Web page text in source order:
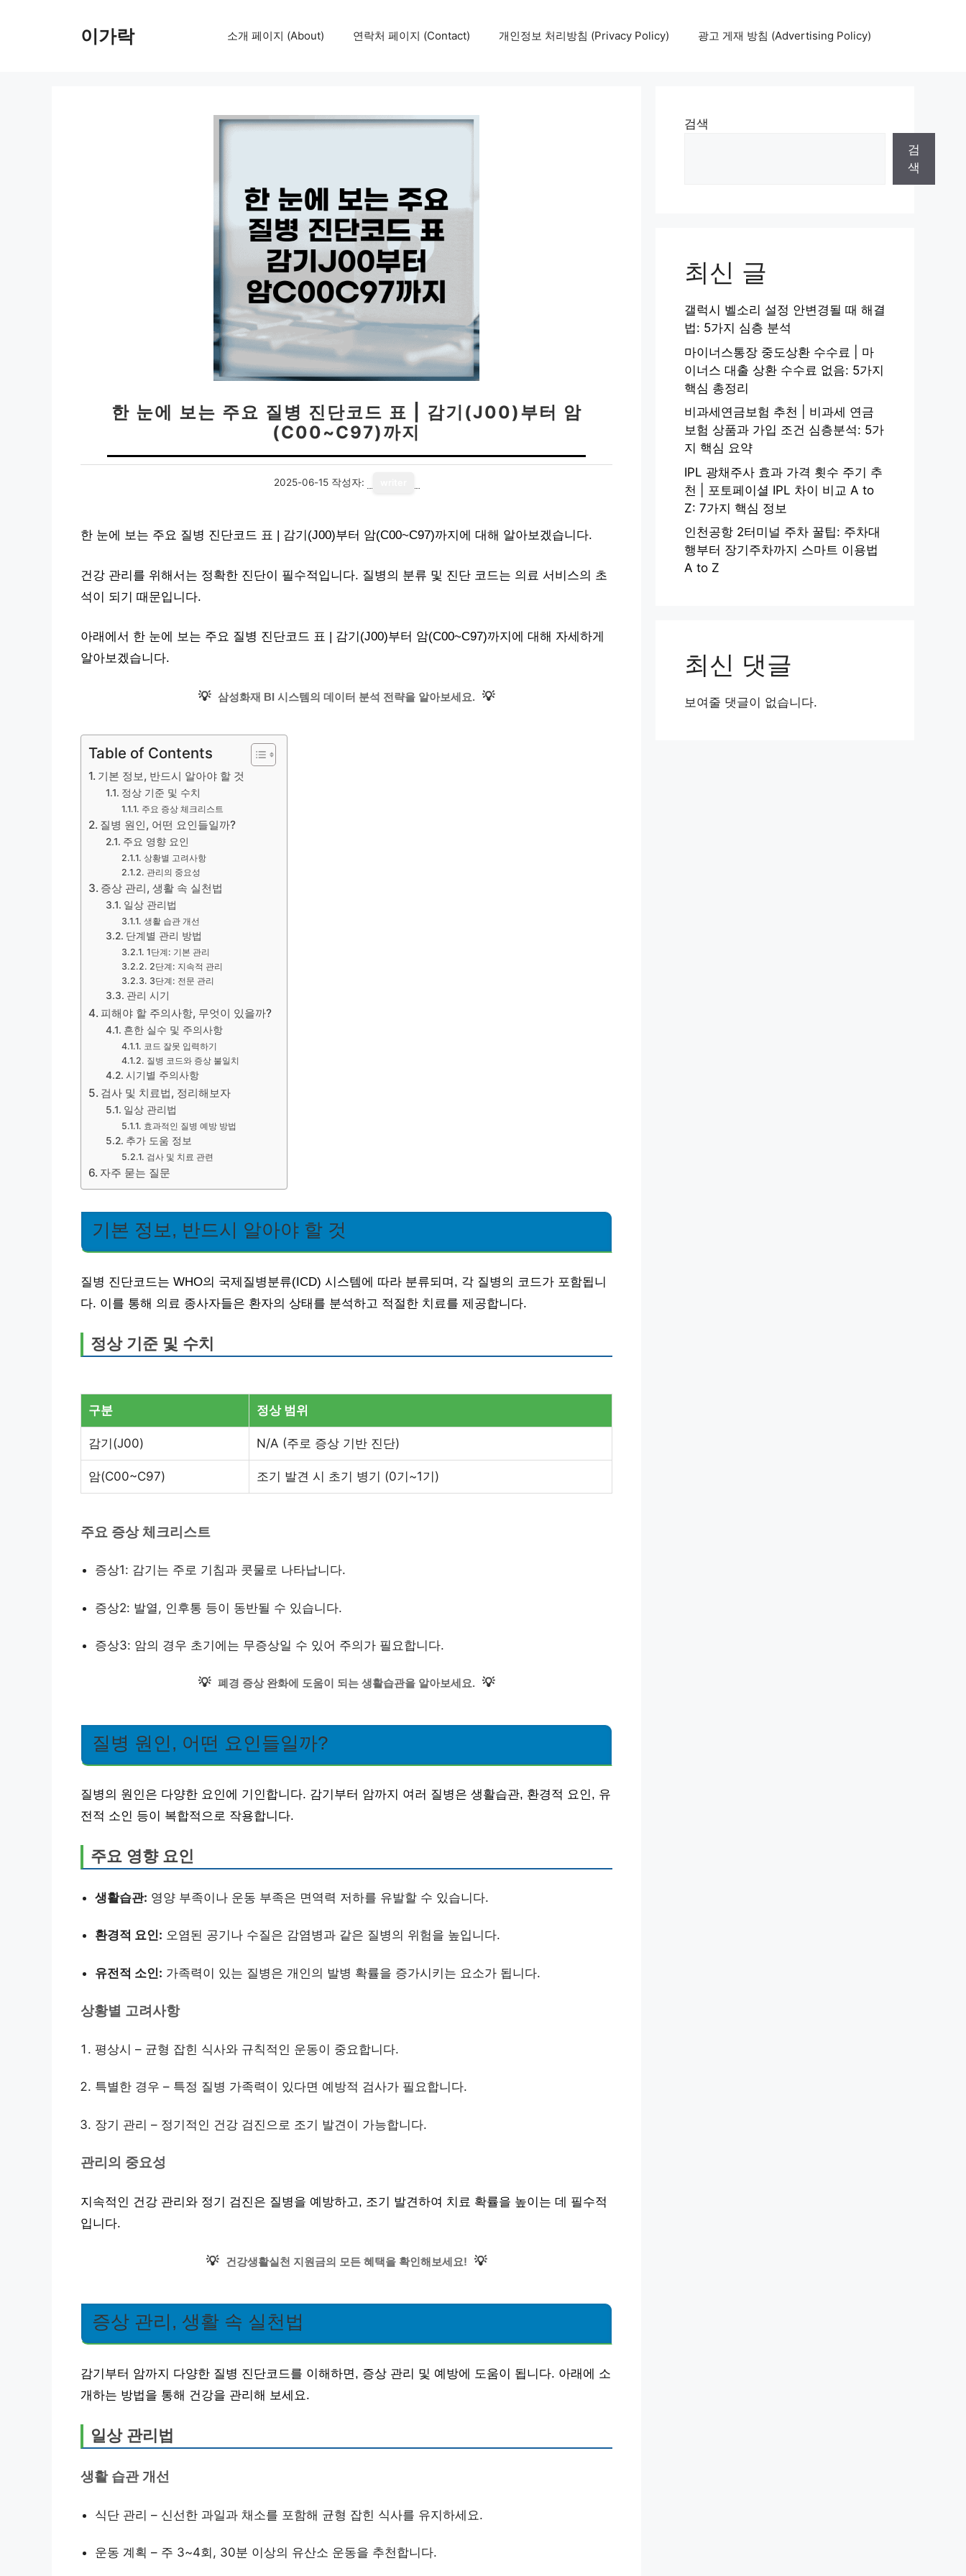
이가락 소개 페이지 (About) 연락처 페이지 (Contact) 개인정보 처리방침 (Privacy Policy) 광고 게재 방침 (Advertising Policy)
한 눈에 보는 주요 질병 진단코드 표 | 감기(J00)부터 암
(C00~C97)까지
2025-06-15 작성자:
한 눈에 보는 주요 질병 진단코드 표 | 감기(J00)부터 암(C00~C97)까지에 대해 알아보겠습니다.
건강 관리를 위해서는 정확한 진단이 필수적입니다. 질병의 분류 및 진단 코드는 의료 서비스의 초
석이 되기 때문입니다.
아래에서 한 눈에 보는 주요 질병 진단코드 표 | 감기(J00)부터 암(C00~C97)까지에 대해 자세하게
알아보겠습니다.
💡 삼성화재 BI 시스템의 데이터 분석 전략을 알아보세요. 💡
Table of Contents
기본 정보, 반드시 알아야 할 것
정상 기준 및 수치
주요 증상 체크리스트
질병 원인, 어떤 요인들일까?
주요 영향 요인
상황별 고려사항
관리의 중요성
증상 관리, 생활 속 실천법
일상 관리법
생활 습관 개선
단계별 관리 방법
1단계: 기본 관리
2단계: 지속적 관리
3단계: 전문 관리
관리 시기
피해야 할 주의사항, 무엇이 있을까?
흔한 실수 및 주의사항
코드 잘못 입력하기
질병 코드와 증상 불일치
시기별 주의사항
검사 및 치료법, 정리해보자
일상 관리법
효과적인 질병 예방 방법
추가 도움 정보
검사 및 치료 관련
자주 묻는 질문
기본 정보, 반드시 알아야 할 것
질병 진단코드는 WHO의 국제질병분류(ICD) 시스템에 따라 분류되며, 각 질병의 코드가 포함됩니
다. 이를 통해 의료 종사자들은 환자의 상태를 분석하고 적절한 치료를 제공합니다.
정상 기준 및 수치
구분 정상 범위
감기(J00) N/A (주로 증상 기반 진단)
암(C00~C97) 조기 발견 시 초기 병기 (0기~1기)
주요 증상 체크리스트
증상1: 감기는 주로 기침과 콧물로 나타납니다.
증상2: 발열, 인후통 등이 동반될 수 있습니다.
증상3: 암의 경우 초기에는 무증상일 수 있어 주의가 필요합니다.
💡 폐경 증상 완화에 도움이 되는 생활습관을 알아보세요. 💡
질병 원인, 어떤 요인들일까?
질병의 원인은 다양한 요인에 기인합니다. 감기부터 암까지 여러 질병은 생활습관, 환경적 요인, 유
전적 소인 등이 복합적으로 작용합니다.
주요 영향 요인
생활습관: 영양 부족이나 운동 부족은 면역력 저하를 유발할 수 있습니다.
환경적 요인: 오염된 공기나 수질은 감염병과 같은 질병의 위험을 높입니다.
유전적 소인: 가족력이 있는 질병은 개인의 발병 확률을 증가시키는 요소가 됩니다.
상황별 고려사항
평상시 – 균형 잡힌 식사와 규칙적인 운동이 중요합니다.
특별한 경우 – 특정 질병 가족력이 있다면 예방적 검사가 필요합니다.
장기 관리 – 정기적인 건강 검진으로 조기 발견이 가능합니다.
관리의 중요성
지속적인 건강 관리와 정기 검진은 질병을 예방하고, 조기 발견하여 치료 확률을 높이는 데 필수적
입니다.
💡 건강생활실천 지원금의 모든 혜택을 확인해보세요! 💡
증상 관리, 생활 속 실천법
감기부터 암까지 다양한 질병 진단코드를 이해하면, 증상 관리 및 예방에 도움이 됩니다. 아래에 소
개하는 방법을 통해 건강을 관리해 보세요.
일상 관리법
생활 습관 개선
식단 관리 – 신선한 과일과 채소를 포함해 균형 잡힌 식사를 유지하세요.
운동 계획 – 주 3~4회, 30분 이상의 유산소 운동을 추천합니다.
검색
검
색
최신 글
갤럭시 벨소리 설정 안변경될 때 해결
법: 5가지 심층 분석
마이너스통장 중도상환 수수료 | 마
이너스 대출 상환 수수료 없음: 5가지
핵심 총정리
비과세연금보험 추천 | 비과세 연금
보험 상품과 가입 조건 심층분석: 5가
지 핵심 요약
IPL 광채주사 효과 가격 횟수 주기 추
천 | 포토페이셜 IPL 차이 비교 A to
Z: 7가지 핵심 정보
인천공항 2터미널 주차 꿀팁: 주차대
행부터 장기주차까지 스마트 이용법
A to Z
최신 댓글
보여줄 댓글이 없습니다.